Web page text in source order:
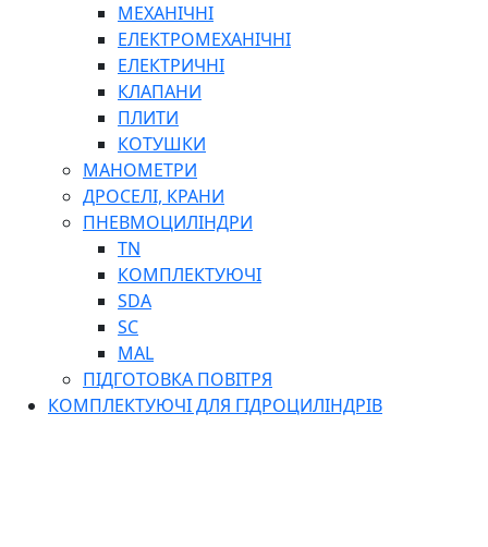
МЕХАНІЧНІ
ЕЛЕКТРОМЕХАНІЧНІ
ЕЛЕКТРИЧНІ
КЛАПАНИ
ПЛИТИ
КОТУШКИ
МАНОМЕТРИ
ДРОСЕЛІ, КРАНИ
ПНЕВМОЦИЛІНДРИ
TN
КОМПЛЕКТУЮЧІ
SDA
SC
MAL
ПІДГОТОВКА ПОВІТРЯ
КОМПЛЕКТУЮЧІ ДЛЯ ГІДРОЦИЛІНДРІВ